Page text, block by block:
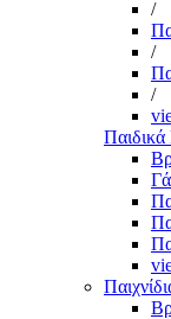
/
/
/